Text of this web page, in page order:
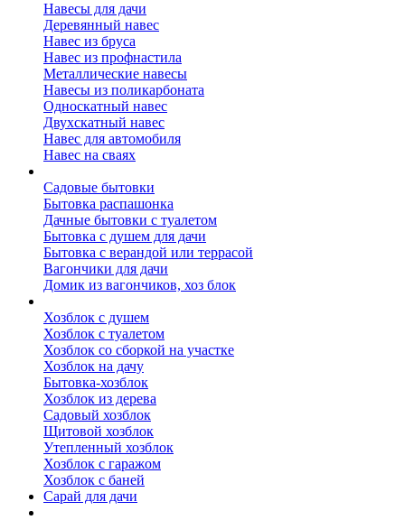
Навесы для дачи
Деревянный навес
Навес из бруса
Навес из профнастила
Металлические навесы
Навесы из поликарбоната
Односкатный навес
Двухскатный навес
Навес для автомобиля
Навес на сваях
Садовые бытовки
Бытовка распашонка
Дачные бытовки с туалетом
Бытовка с душем для дачи
Бытовка с верандой или террасой
Вагончики для дачи
Домик из вагончиков, хоз блок
Хозблок с душем
Хозблок с туалетом
Хозблок со сборкой на участке
Хозблок на дачу
Бытовка-хозблок
Хозблок из дерева
Садовый хозблок
Щитовой хозблок
Утепленный хозблок
Хозблок с гаражом
Хозблок с баней
Сарай для дачи